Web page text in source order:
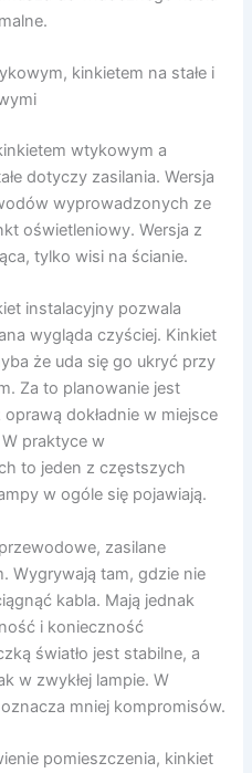
kinkietem na stałe i
wtykowym a
dotyczy zasilania. Wersja
wyprowadzonych ze
oświetleniowy. Wersja z
tylko wisi na ścianie.
instalacyjny pozwala
wygląda czyściej. Kinkiet
że uda się go ukryć przy
Za to planowanie jest
dokładnie w miejsce
praktyce w
to jeden z częstszych
w ogóle się pojawiają.
zasilane
Wygrywają tam, gdzie nie
kabla. Mają jednak
i konieczność
światło jest stabilne, a
w zwykłej lampie. W
mniej kompromisów.
pomieszczenia, kinkiet